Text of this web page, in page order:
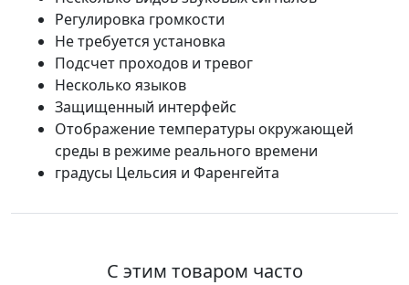
Регулировка громкости
Не требуется установка
Подсчет проходов и тревог
Несколько языков
Защищенный интерфейс
Отображение температуры окружающей
среды в режиме реального времени
градусы Цельсия и Фаренгейта
С этим товаром часто